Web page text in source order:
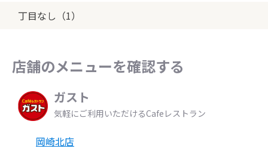
丁目なし（1）
店舗のメニューを確認する
ガスト
気軽にご利用いただけるCafeレストラン
岡崎北店